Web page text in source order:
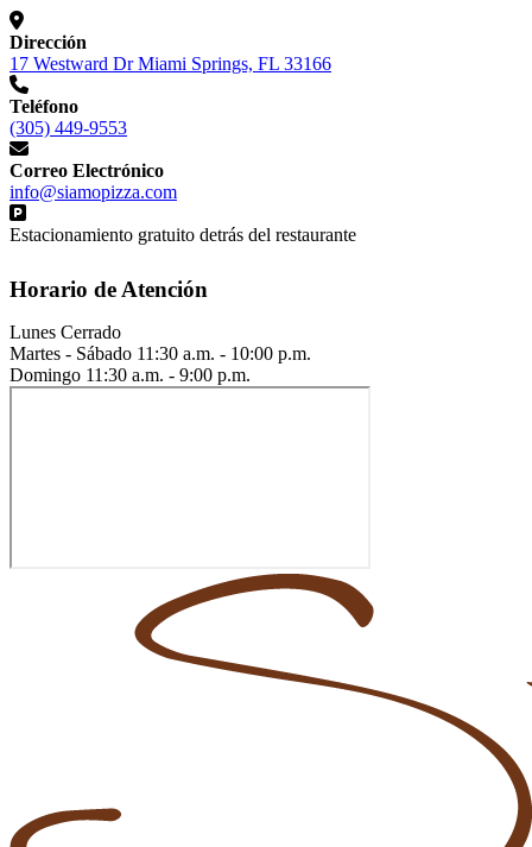
Dirección
17 Westward Dr Miami Springs, FL 33166
Teléfono
(305) 449-9553
Correo Electrónico
info@siamopizza.com
Estacionamiento gratuito detrás del restaurante
Horario de Atención
Lunes Cerrado
Martes - Sábado 11:30 a.m. - 10:00 p.m.
Domingo 11:30 a.m. - 9:00 p.m.